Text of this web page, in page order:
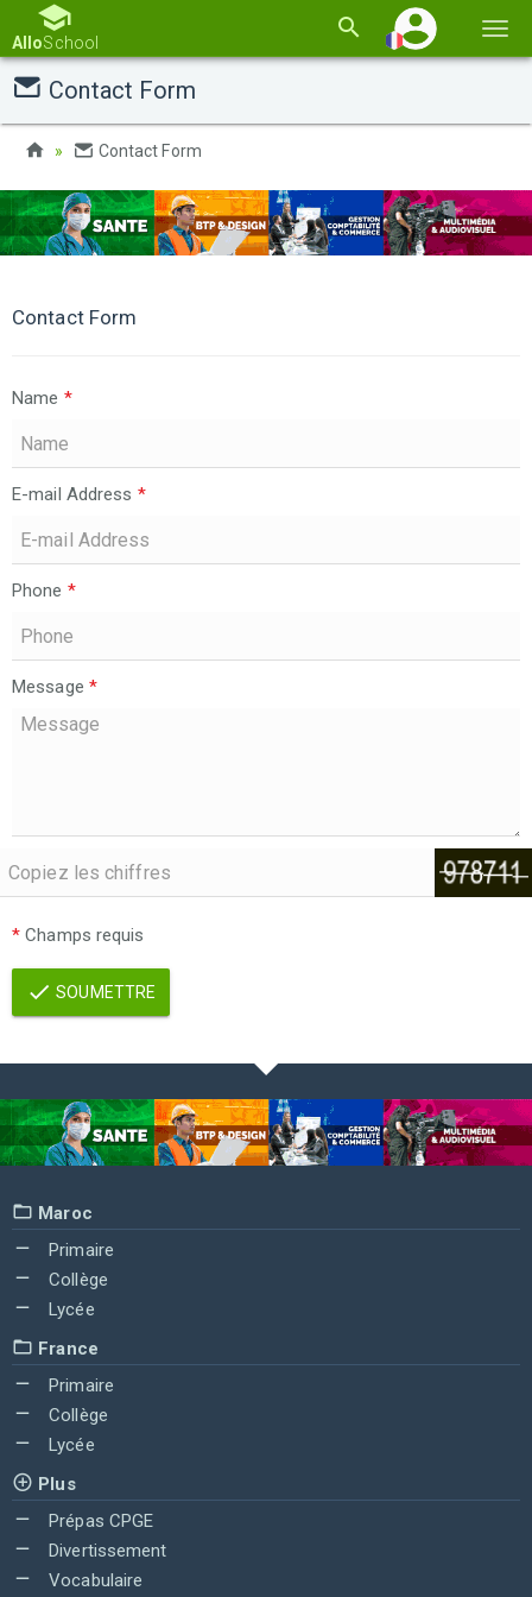
la
AlloSchool
Contact Form
Contact Form
Contact Form
Name *
E-mail Address *
Phone *
Message *
* Champs requis
SOUMETTRE
Maroc
Primaire
Collège
Lycée
France
Primaire
Collège
Lycée
Plus
Prépas CPGE
Divertissement
Vocabulaire